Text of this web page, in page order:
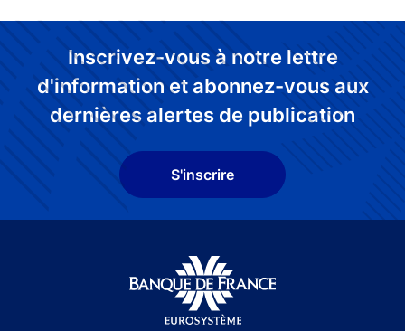
Inscrivez-vous à notre lettre
d'information et abonnez-vous aux
dernières alertes de publication
S'inscrire